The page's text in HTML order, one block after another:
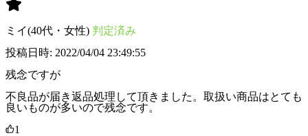
ミイ(40代・女性) 判定済み
投稿日時: 2022/04/04 23:49:55
残念ですが
不良品が届き返品処理して頂きました。取扱い商品はとても
良いものが多いので残念です。
1